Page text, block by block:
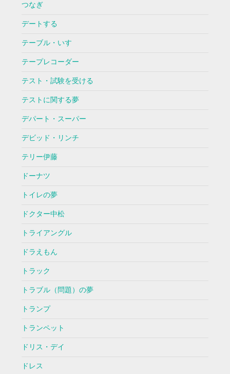
つなぎ
デートする
テーブル・いす
テープレコーダー
テスト・試験を受ける
テストに関する夢
デパート・スーパー
デビッド・リンチ
テリー伊藤
ドーナツ
トイレの夢
ドクター中松
トライアングル
ドラえもん
トラック
トラブル（問題）の夢
トランプ
トランペット
ドリス・デイ
ドレス